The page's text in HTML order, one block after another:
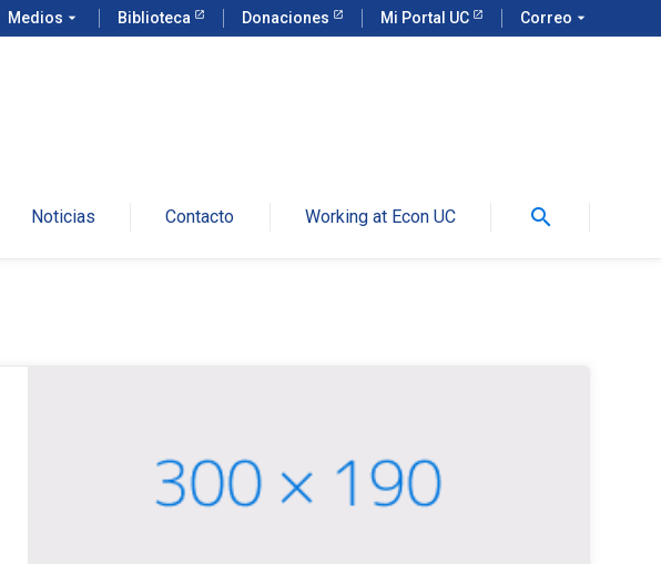
Medios arrow_drop_down Biblioteca Donaciones Mi Portal UC Correo arrow_drop_down
Noticias Contacto Working at Econ UC search